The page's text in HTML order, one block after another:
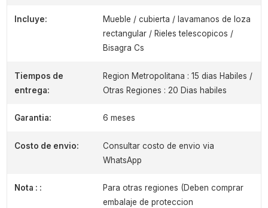
Incluye:
Mueble / cubierta / lavamanos de loza
rectangular / Rieles telescopicos /
Bisagra Cs
Tiempos de
entrega:
Region Metropolitana : 15 dias Habiles /
Otras Regiones : 20 Dias habiles
Garantia: 6 meses
Costo de envio:
Consultar costo de envio via
WhatsApp
Nota : :
Para otras regiones (Deben comprar
embalaje de proteccion